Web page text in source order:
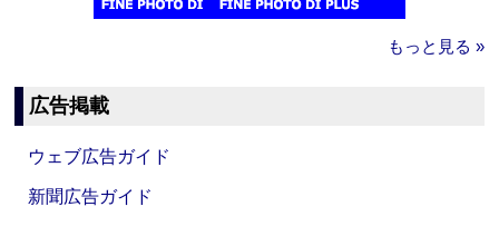
もっと見る »
広告掲載
ウェブ広告ガイド
新聞広告ガイド